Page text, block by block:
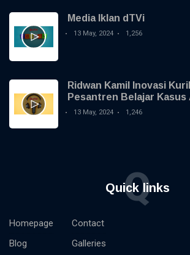
Media Iklan dTVi
13 May, 2024 1,256
Ridwan Kamil Inovasi
Pesantren Belajar Kasus
13 May, 2024 1,246
Quick links
Q
Homepage
Blog
Contact
Galleries